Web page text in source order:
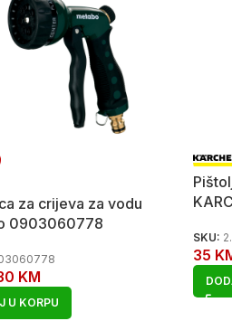
za crijeva za vodu
0903060778
KM
U KORPU
SKU:
35